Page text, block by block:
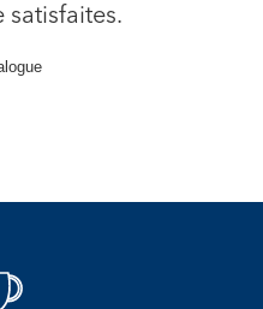
satisfaites.